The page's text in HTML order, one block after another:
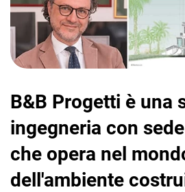
CRM
Email Marketing
Fatturazione
Financial Solutions
B&B Progetti è una
ingegneria con
che opera nel
dell'ambiente